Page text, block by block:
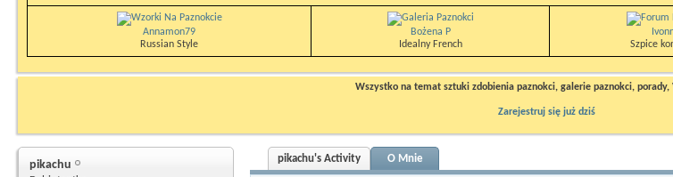
Annamon79
Russian Style
Bożena P
Idealny French
Szpice
Wszystko na temat sztuki zdobienia paznokci, galerie paznokci, porady,
Zarejestruj się już dziś
pikachu pikachu's Activity O Mnie